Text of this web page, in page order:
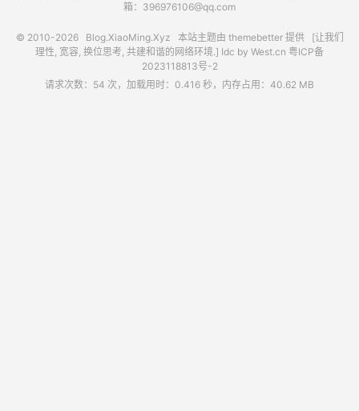
箱：396976106@qq.com
© 2010-2026 Blog.XiaoMing.Xyz 本站主题由 themebetter提供 [让我们
理性, 宽容, 换位思考, 共建和谐的网络环境.] Idc by West.cn 粤ICP备
2023118813号-2
请求次数：54 次，加载用时：0.416 秒，内存占用：40.62 MB